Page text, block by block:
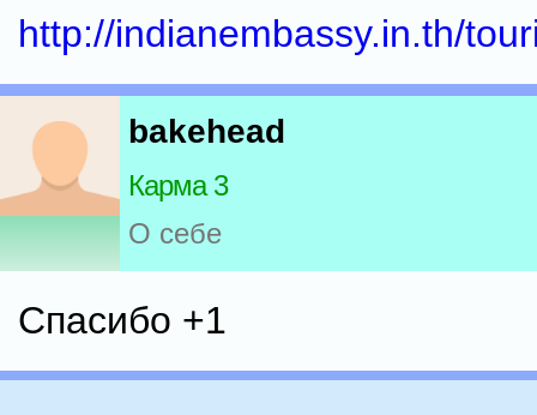
http://indianembassy.in.th/
bakehead
Карма 3
О себе
Спасибо +1